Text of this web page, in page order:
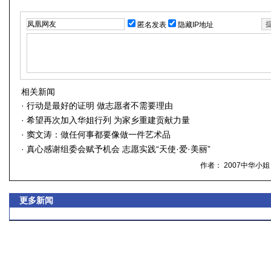
匿名发表 隐藏IP地址
相关新闻
· 行动是最好的证明 做志愿者不需要理由
· 希望再次加入华姐行列 为家乡重建贡献力量
· 窦文涛：做任何事都要像做一件艺术品
· 真心感谢组委会赋予机会 志愿实践“天使·爱·美丽”
作者： 2007中华
更多新闻